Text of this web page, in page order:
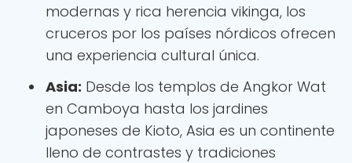
modernas y rica herencia vikinga, los
cruceros por los países nórdicos ofrecen
una experiencia cultural única.
Asia: Desde los templos de Angkor Wat
en Camboya hasta los jardines
japoneses de Kioto, Asia es un continente
lleno de contrastes y tradiciones